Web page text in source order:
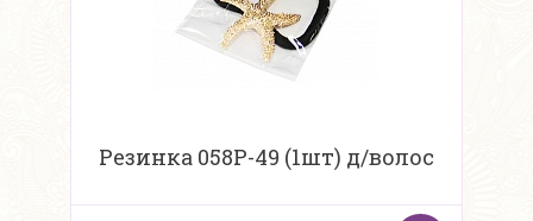
Резинка 058P-49 (1шт) д/волос